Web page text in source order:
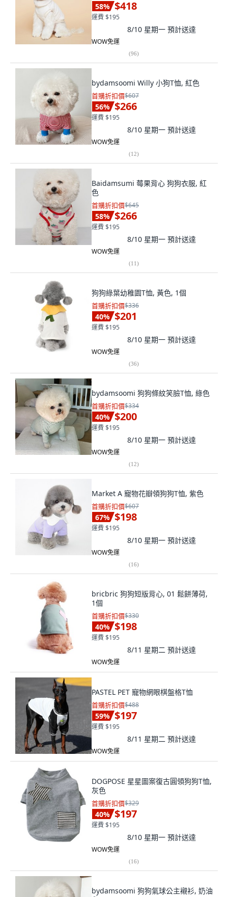
58% $418
運費 $195
8/10 星期一 預計送達
WOW免運
(96)
bydamsoomi Willy 小狗T恤, 紅色
首購折扣價$607
56% $266
運費 $195
8/10 星期一 預計送達
WOW免運
(12)
Baidamsumi 莓果背心 狗狗衣服, 紅
色
首購折扣價$645
58% $266
運費 $195
8/10 星期一 預計送達
WOW免運
(11)
狗狗綠葉幼稚園T恤, 黃色, 1個
首購折扣價$336
40% $201
運費 $195
8/10 星期一 預計送達
WOW免運
(36)
bydamsoomi 狗狗條紋笑臉T恤, 綠色
首購折扣價$334
40% $200
運費 $195
8/10 星期一 預計送達
WOW免運
(12)
Market A 寵物花瓣領狗狗T恤, 紫色
首購折扣價$607
67% $198
運費 $195
8/10 星期一 預計送達
WOW免運
(16)
bricbric 狗狗短版背心, 01 鬆餅薄荷,
1個
首購折扣價$330
40% $198
運費 $195
8/11 星期二 預計送達
WOW免運
PASTEL PET 寵物網眼棋盤格T恤
首購折扣價$488
59% $197
運費 $195
8/11 星期二 預計送達
WOW免運
DOGPOSE 星星圖案復古圓領狗狗T恤,
灰色
首購折扣價$329
40% $197
運費 $195
8/10 星期一 預計送達
WOW免運
(16)
bydamsoomi 狗狗氣球公主襯衫, 奶油